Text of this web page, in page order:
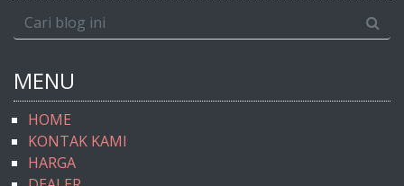
MENU
HOME
KONTAK KAMI
HARGA